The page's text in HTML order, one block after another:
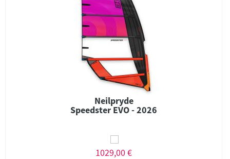
Neilpryde
Speedster EVO - 2026
1029,00 €